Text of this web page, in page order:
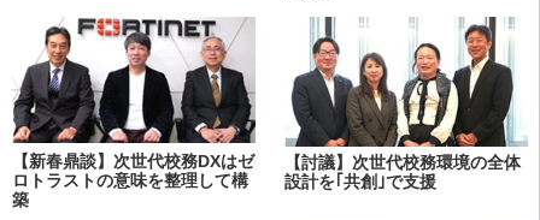
【新春鼎談】次世代校務DXはゼ
ロトラストの意味を整理して構
築
【討議】次世代校務環境の全体
設計を｢共創｣で支援